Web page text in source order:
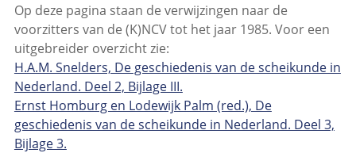
Spring
naar
het
menu
Op deze pagina staan de verwijzingen naar de
voorzitters van de (K)NCV tot het jaar 1985. Voor een
uitgebreider overzicht zie:
H.A.M. Snelders, De geschiedenis van de scheikunde in
Nederland. Deel 2, Bijlage III.
Ernst Homburg en Lodewijk Palm (red.), De
geschiedenis van de scheikunde in Nederland. Deel 3,
Bijlage 3.